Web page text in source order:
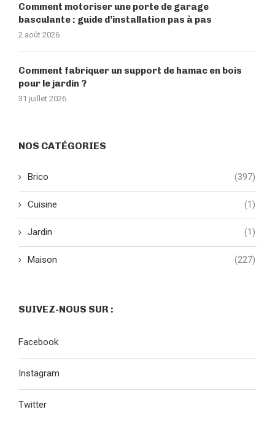
Comment motoriser une porte de garage
basculante : guide d’installation pas à pas
2 août 2026
Comment fabriquer un support de hamac en bois
pour le jardin ?
31 juillet 2026
NOS CATÉGORIES
Brico (397)
Cuisine (1)
Jardin (1)
Maison (227)
SUIVEZ-NOUS SUR :
Facebook
Instagram
Twitter